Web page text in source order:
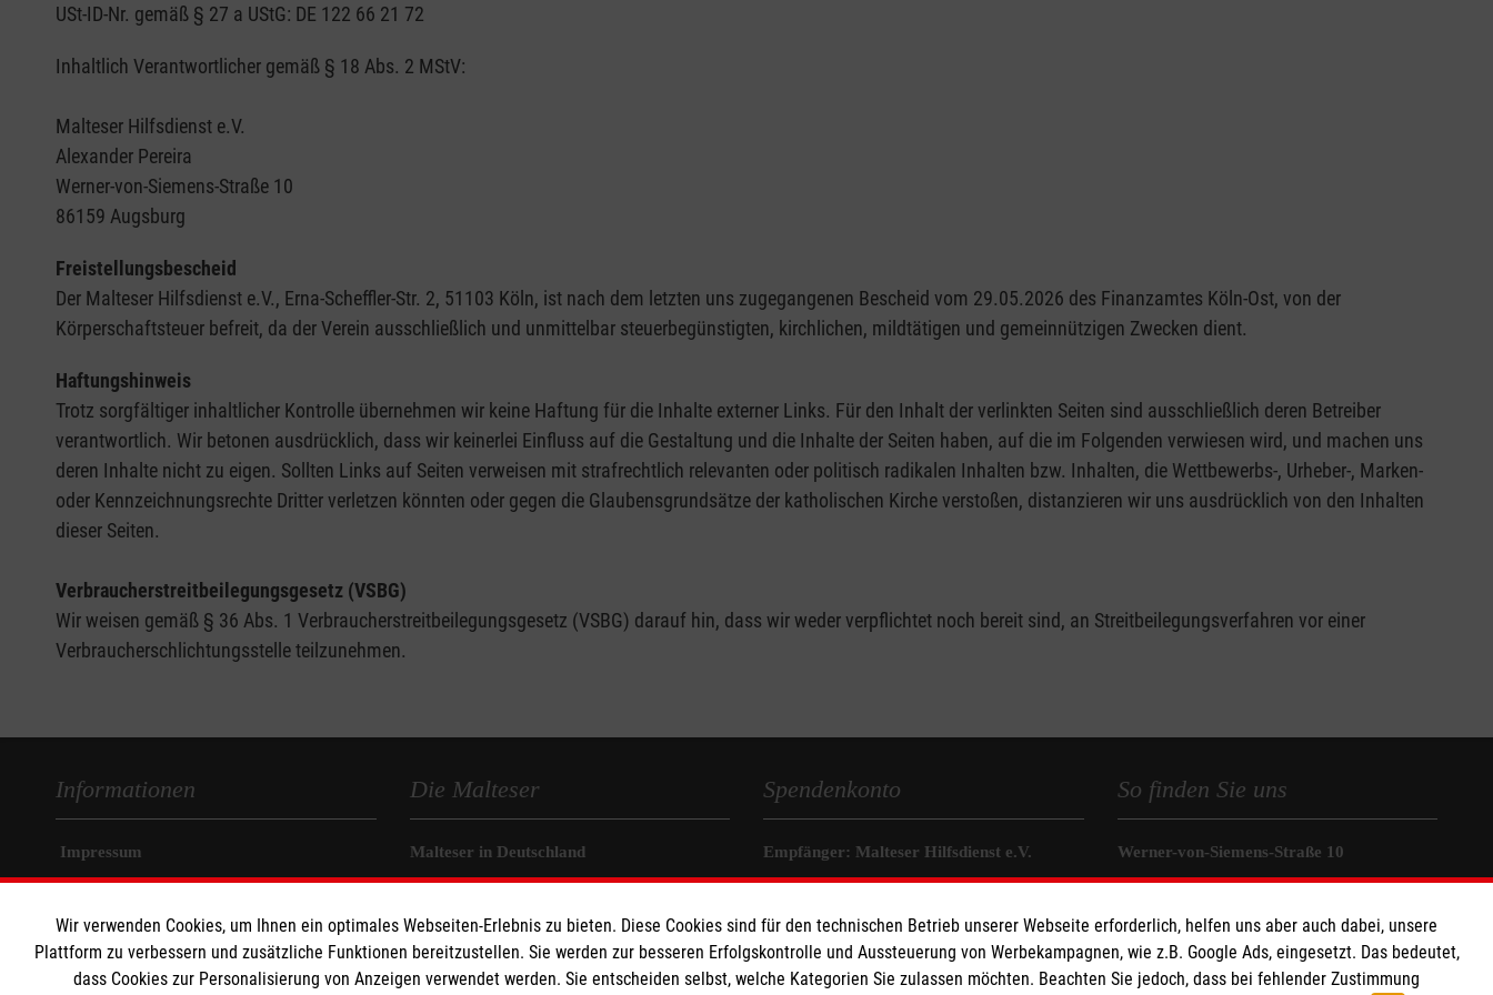
USt-ID-Nr. gemäß § 27 a UStG: DE 122 66 21 72
Inhaltlich Verantwortlicher gemäß § 18 Abs. 2 MStV:
Malteser Hilfsdienst e.V.
Alexander Pereira
Werner-von-Siemens-Straße 10
86159 Augsburg
Freistellungsbescheid
Der Malteser Hilfsdienst e.V., Erna-Scheffler-Str. 2, 51103 Köln, ist nach dem letzten uns zugegangenen Bescheid vom 29.05.2026 des Finanzamtes Köln-Ost, von der
Körperschaftsteuer befreit, da der Verein ausschließlich und unmittelbar steuerbegünstigten, kirchlichen, mildtätigen und gemeinnützigen Zwecken dient.
Haftungshinweis
Trotz sorgfältiger inhaltlicher Kontrolle übernehmen wir keine Haftung für die Inhalte externer Links. Für den Inhalt der verlinkten Seiten sind ausschließlich deren Betreiber
verantwortlich. Wir betonen ausdrücklich, dass wir keinerlei Einfluss auf die Gestaltung und die Inhalte der Seiten haben, auf die im Folgenden verwiesen wird, und machen uns
deren Inhalte nicht zu eigen. Sollten Links auf Seiten verweisen mit strafrechtlich relevanten oder politisch radikalen Inhalten bzw. Inhalten, die Wettbewerbs-, Urheber-, Marken-
oder Kennzeichnungsrechte Dritter verletzen könnten oder gegen die Glaubensgrundsätze der katholischen Kirche verstoßen, distanzieren wir uns ausdrücklich von den Inhalten
dieser Seiten.
Verbraucherstreitbeilegungsgesetz (VSBG)
Wir weisen gemäß § 36 Abs. 1 Verbraucherstreitbeilegungsgesetz (VSBG) darauf hin, dass wir weder verpflichtet noch bereit sind, an Streitbeilegungsverfahren vor einer
Verbraucherschlichtungsstelle teilzunehmen.
Informationen
Impressum
Datenschutz
Kontakt
Die Malteser
Malteser in Deutschland
Malteserorden
Sharepoint
Spendenkonto
Empfänger: Malteser Hilfsdienst e.V.
Bank: Pax-Bank für Kirche und Caritas eG
IBAN: DE55 3706 0120 1201 2020 15
BIC: GENODED1PA7
So finden Sie uns
Werner-von-Siemens-Straße 10
86159 Augsburg
Telefon: 0821 258500
Email:
Organisationsbuero.Augsburg@malteser.org
Wir verwenden Cookies, um Ihnen ein optimales Webseiten-Erlebnis zu bieten. Diese Cookies sind für den technischen Betrieb unserer Webseite erforderlich, helfen uns aber auch dabei, unsere
Plattform zu verbessern und zusätzliche Funktionen bereitzustellen. Sie werden zur besseren Erfolgskontrolle und Aussteuerung von Werbekampagnen, wie z.B. Google Ads, eingesetzt. Das bedeutet,
dass Cookies zur Personalisierung von Anzeigen verwendet werden. Sie entscheiden selbst, welche Kategorien Sie zulassen möchten. Beachten Sie jedoch, dass bei fehlender Zustimmung